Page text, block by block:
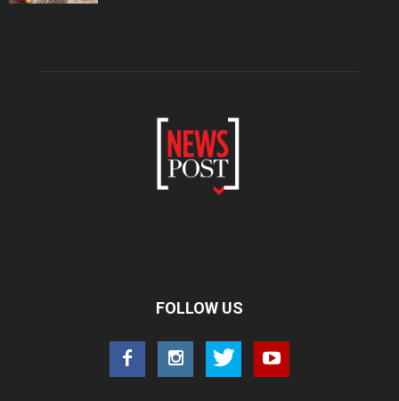
FOLLOW US